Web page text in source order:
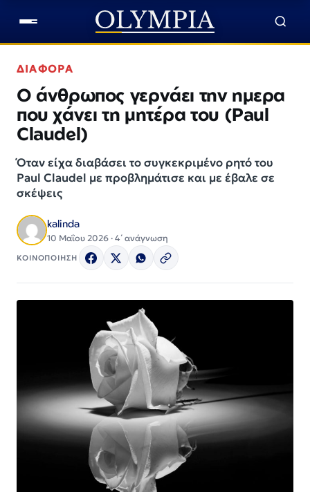
ΔΙΑΦΟΡΑ
Ο άνθρωπος γερνάει την ημερα
που χάνει τη μητέρα του (Paul
Claudel)
Όταν είχα διαβάσει το συγκεκριμένο ρητό του
Paul Claudel με προβλημάτισε και με έβαλε σε
σκέψεις
kalinda
10 Μαΐου 2026 · 4΄ ανάγνωση
ΚΟΙΝΟΠΟΙΗΣΗ